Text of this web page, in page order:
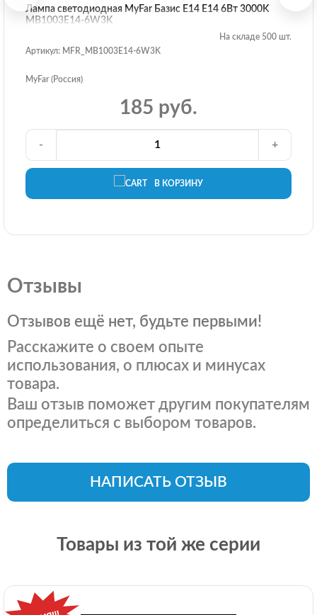
Лампа светодиодная MyFar Базис E14 E14 6Вт 3000K
MB1003E14-6W3K
На складе 500 шт.
Артикул: MFR_MB1003E14-6W3K
MyFar (Россия)
185 руб.
В КОРЗИНУ
- +
Отзывы
Отзывов ещё нет, будьте первыми!
Расскажите о своем опыте
использования, о плюсах и минусах
товара.
Ваш отзыв поможет другим покупателям
определиться с выбором товаров.
НАПИСАТЬ ОТЗЫВ
Товары из той же серии